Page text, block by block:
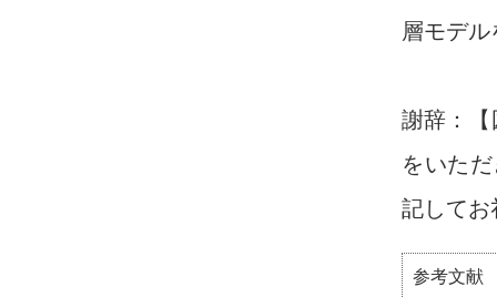
層モデ
謝辞：
をいた
記してお
参考文献